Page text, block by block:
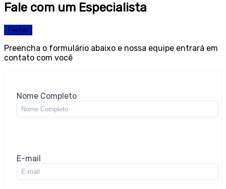
Fale com um Especialista
Fechar
Preencha o formulário abaixo e nossa equipe entrará em
contato com você
Nome Completo
E-mail